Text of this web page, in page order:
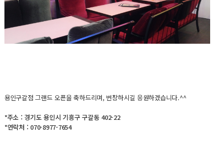
용인구갈점 그랜드 오픈을 축하드리며, 번창하시길 응원하겠습니다.^^
*주소 : 경기도 용인시 기흥구 구갈동 402-22
*연락처 : 070-8977-7654